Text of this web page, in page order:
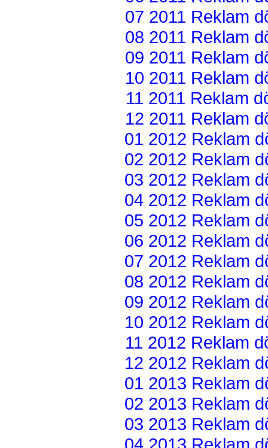
07 2011 Reklam
08 2011 Reklam
09 2011 Reklam
10 2011 Reklam
11 2011 Reklam
12 2011 Reklam
01 2012 Reklam
02 2012 Reklam
03 2012 Reklam
04 2012 Reklam
05 2012 Reklam
06 2012 Reklam
07 2012 Reklam
08 2012 Reklam
09 2012 Reklam
10 2012 Reklam
11 2012 Reklam
12 2012 Reklam
01 2013 Reklam
02 2013 Reklam
03 2013 Reklam